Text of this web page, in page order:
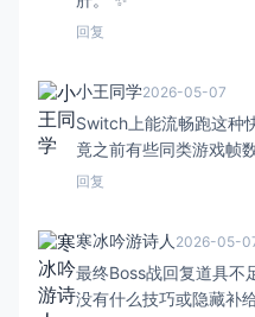
回复
小王同学2026-05-07
Switch上能流畅跑这种
竟之前有些同类游戏帧数
回复
寒冰吟游诗人 2026-05-
最终Boss战回复道具不
没有什么技巧或隐藏补